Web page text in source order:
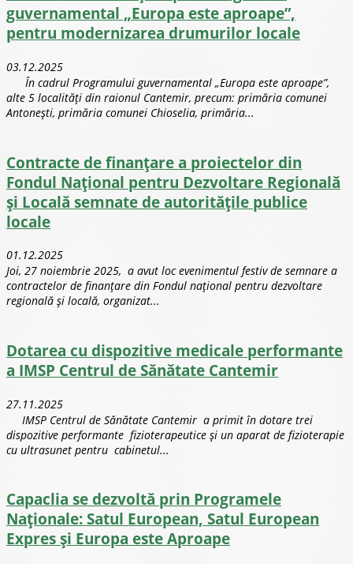
guvernamental „Europa este aproape”,
pentru modernizarea drumurilor locale
03.12.2025
În cadrul Programului guvernamental „Europa este aproape”,
alte 5 localități din raionul Cantemir, precum: primăria comunei
Antoneşti, primăria comunei Chioselia, primăria...
Contracte de finanțare a proiectelor din
Fondul Național pentru Dezvoltare Regională
și Locală semnate de autoritățile publice
locale
01.12.2025
Joi, 27 noiembrie 2025, a avut loc evenimentul festiv de semnare a
contractelor de finanțare din Fondul național pentru dezvoltare
regională și locală, organizat...
Dotarea cu dispozitive medicale performante
a IMSP Centrul de Sănătate Cantemir
27.11.2025
IMSP Centrul de Sănătate Cantemir a primit în dotare trei
dispozitive performante fizioterapeutice și un aparat de fizioterapie
cu ultrasunet pentru cabinetul...
Capaclia se dezvoltă prin Programele
Naționale: Satul European, Satul European
Expres și Europa este Aproape